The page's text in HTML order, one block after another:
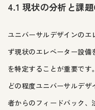
4.1 現状の分析と課
ユニバーサルデザインのエ
ず現状のエレベーター設
を特定することが重要で
どの程度ユニバーサルデ
者からのフィードバック、